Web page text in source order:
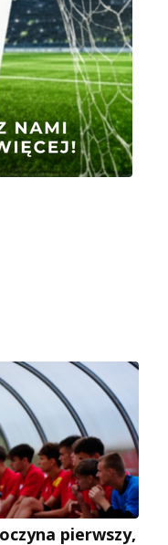
pierwszy,